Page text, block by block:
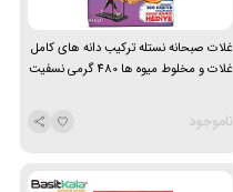
غلات صبحانه نستله ترکیب دانه های کامل
غلات و مخلوط میوه ها 480 گرمی نسفیت
ناموجود